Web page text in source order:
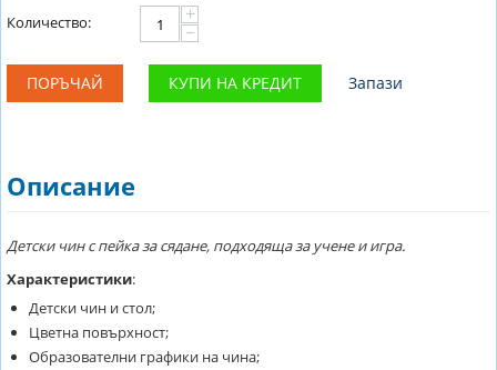
Количество:
+
−
ПОРЪЧАЙ КУПИ НА КРЕДИТ Запази
Описание
Детски чин с пейка за сядане, подходяща за учене и игра.
Характеристики:
Детски чин и стол;
Цветна повърхност;
Образователни графики на чина;